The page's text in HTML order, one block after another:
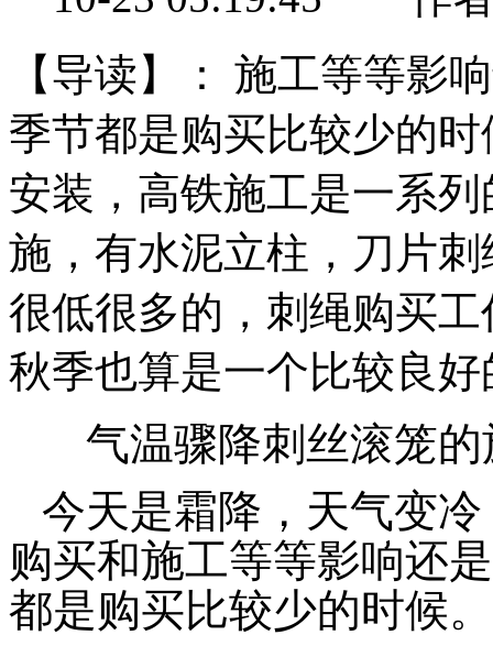
【导读】：
施工等等影
季节都是购买比较少的
安装，高铁施工是一系
施，有水泥立柱，刀片
很低很多的，刺绳购买
秋季也算是一个比较良好
气温骤降刺丝滚笼的
今天是霜降，天气变
购买和施工等等影响还
都是购买比较少的时候。